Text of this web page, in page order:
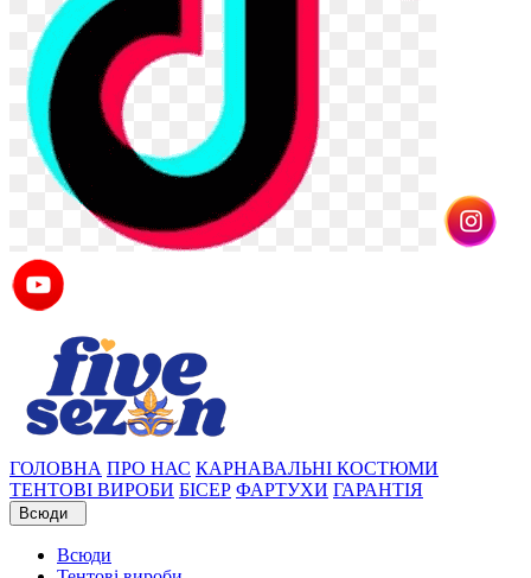
ГОЛОВНА ПРО НАС КАРНАВАЛЬНІ КОСТЮМИ
ТЕНТОВІ ВИРОБИ БІСЕР ФАРТУХИ ГАРАНТІЯ
Всюди
Всюди